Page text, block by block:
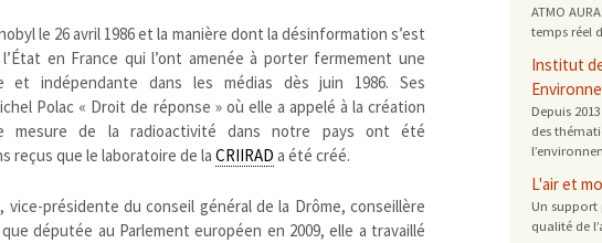
nationale
superficielles et souterraines
Énergies
fossiles
renouvelables / transition énergétique
Environnement numérique
Études scientifiques
épidémiologique
rapport économique
Jurisprudence
Logement
Modes de comportement
offre de soins
Petite enfance
le 26 avril 1986 et la manière dont la désinformation s’est
en France qui l’ont amenée à porter fermement une
et indépendante dans les médias dès juin 1986. Ses
Polac « Droit de réponse » où elle a appelé à la création
mesure de la radioactivité dans notre pays ont été
reçus que le laboratoire de la CRIIRAD a été créé.
vice-présidente du conseil général de la Drôme, conseillère
députée au Parlement européen en 2009, elle a travaillé
ATMO
temps réel
Institut
Depuis
des
L'air et
Un support
qualité de